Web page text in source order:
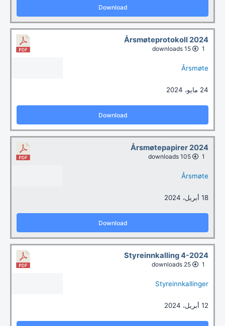
Download
Årsmøteprotokoll 2024
1
15 downloads
Årsmøte
24 مايو، 2024
Download
Årsmøtepapirer 2024
1
105 downloads
Årsmøte
18 أبريل، 2024
Download
Styreinnkalling 4-2024
1
25 downloads
Styreinnkallinger
12 أبريل، 2024